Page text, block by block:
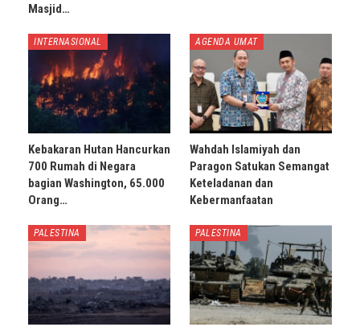
Masjid…
INTERNASIONAL
Kebakaran Hutan Hancurkan
700 Rumah di Negara
bagian Washington, 65.000
Orang…
AGENDA UMAT
Wahdah Islamiyah dan
Paragon Satukan Semangat
Keteladanan dan
Kebermanfaatan
PALESTINA PALESTINA